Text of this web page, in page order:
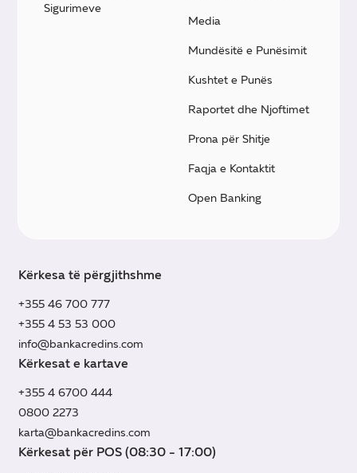
Sigurimeve
Media
Mundësitë e Punësimit
Kushtet e Punës
Raportet dhe Njoftimet
Prona për Shitje
Faqja e Kontaktit
Open Banking
Kërkesa të përgjithshme
+355 46 700 777
+355 4 53 53 000
info@bankacredins.com
Kërkesat e kartave
+355 4 6700 444
0800 2273
karta@bankacredins.com
Kërkesat për POS (08:30 - 17:00)